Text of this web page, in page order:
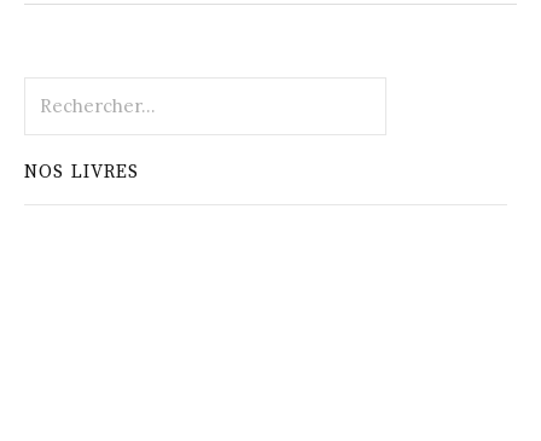
NOS LIVRES